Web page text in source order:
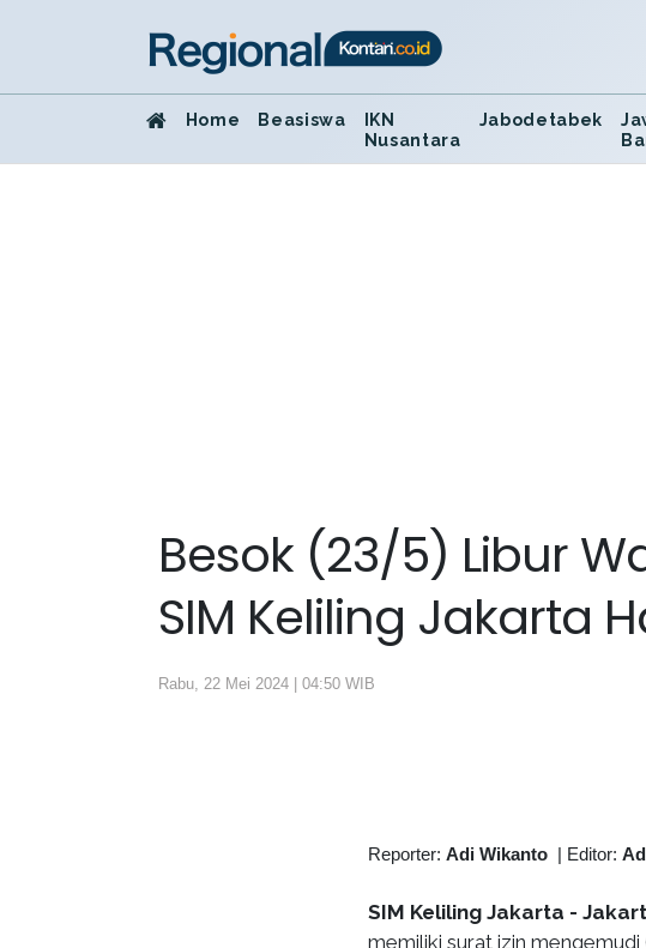
Home Beasiswa
IKN
Nusantara
Jabodetabek
Besok (23/5) Libur
SIM Keliling Jakarta
Rabu, 22 Mei 2024 | 04:50 WIB
Reporter: Adi Wikanto | Editor:
SIM Keliling Jakarta -
memiliki surat izin